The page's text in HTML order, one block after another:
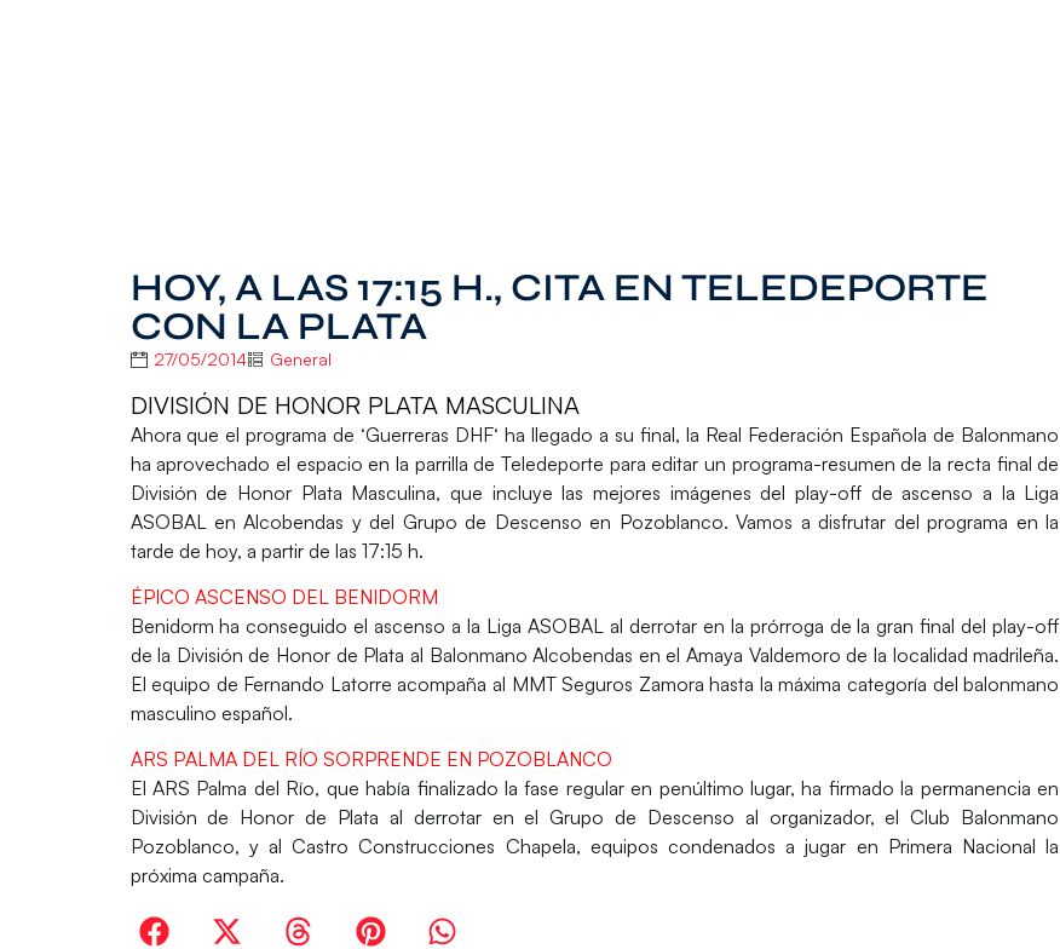
HOY, A LAS 17:15 H., CITA EN TELEDEPORTE
CON LA PLATA
27/05/2014 General
DIVISIÓN DE HONOR PLATA MASCULINA
Ahora que el programa de ‘Guerreras DHF‘ ha llegado a su final, la Real Federación Española de Balonmano
ha aprovechado el espacio en la parrilla deTeledeporte para editar un programa-resumen de la recta final de
División de Honor Plata Masculina, que incluye las mejores imágenes del play-off de ascenso a la Liga
ASOBAL en Alcobendas y del Grupo de Descenso en Pozoblanco. Vamos a disfrutar del programa en la
tarde de hoy, a partir de las 17:15 h.
ÉPICO ASCENSO DEL BENIDORM
Benidorm ha conseguido el ascenso a la Liga ASOBAL al derrotar en la prórroga de la gran final del play-off
de la División de Honor de Plata al Balonmano Alcobendas en el Amaya Valdemoro de la localidad madrileña.
El equipo de Fernando Latorre acompaña al MMT Seguros Zamora hasta la máxima categoría del balonmano
masculino español.
ARS PALMA DEL RÍO SORPRENDE EN POZOBLANCO
El ARS Palma del Río, que había finalizado la fase regular en penúltimo lugar, ha firmado la permanencia en
División de Honor de Plata al derrotar en el Grupo de Descenso al organizador, el Club Balonmano
Pozoblanco, y al Castro Construcciones Chapela, equipos condenados a jugar en Primera Nacional la
próxima campaña.